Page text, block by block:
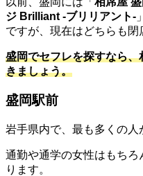
ジ Brilliant -ブリリアント-
ですが、現在はどちらも閉
盛岡でセフレを探すなら
きましょう。
盛岡駅前
岩手県内で、最も多くの人
通勤や通学の女性はもち
ります。